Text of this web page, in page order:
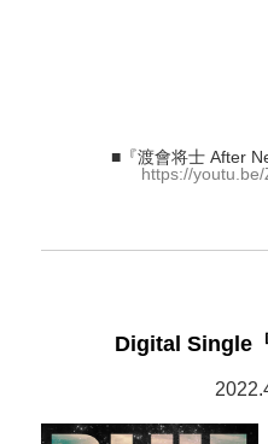
■『渡會将士 After
https://
Digital Single